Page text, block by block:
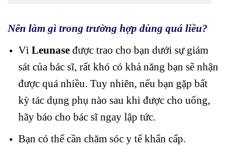
Nên làm gì trong trường hợp dùng quá liều?
Vì Leunaseđược trao cho bạn dưới sự giám
sát của bác sĩ, rất khó có khả năng bạn sẽ nhận
được quá nhiều. Tuy nhiên, nếu bạn gặp bất
kỳ tác dụng phụ nào sau khi được cho uống,
hãy báo cho bác sĩ ngay lập tức.
Bạn có thể cần chăm sóc y tế khẩn cấp.